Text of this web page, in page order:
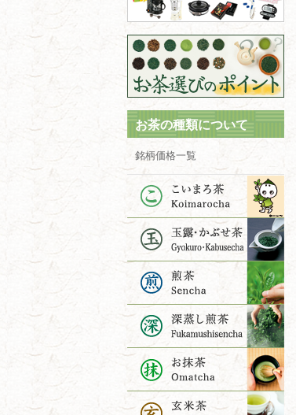
お茶の種類について
銘柄価格一覧